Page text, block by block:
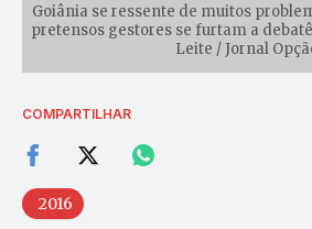
Goiânia se ressente de muitos
pretensos gestores se furtam a
Leite / Jornal
COMPARTILHAR
2016